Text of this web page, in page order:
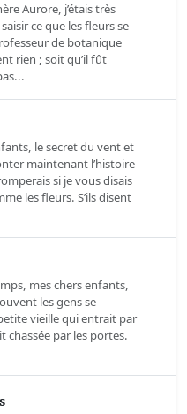
Aurore, j’étais très
ce que les fleurs se
de botanique
rien ; soit qu’il fût
le secret du vent et
maintenant l’histoire
si je vous disais
les fleurs. S’ils disent
mes chers enfants,
les gens se
vieille qui entrait par
chassée par les portes.